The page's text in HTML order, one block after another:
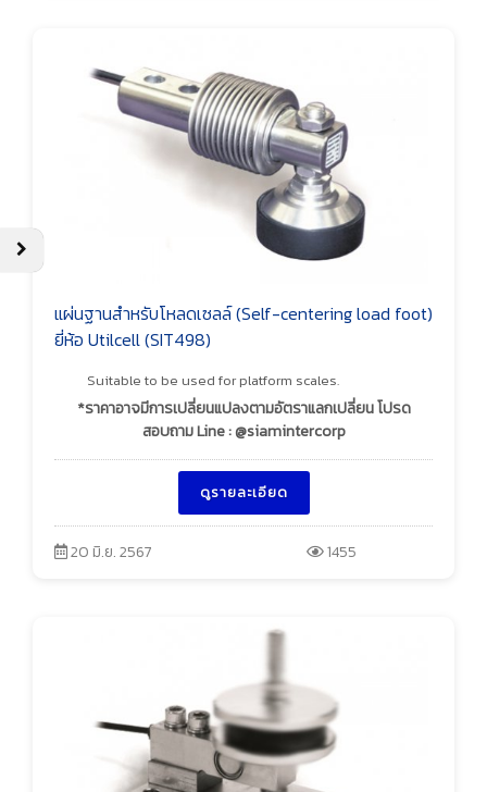
แผ่นฐานสำหรับโหลดเซลล์ (Self-centering load foot)
ยี่ห้อ Utilcell (SIT498)
Suitable to be used for platform scales.
*ราคาอาจมีการเปลี่ยนแปลงตามอัตราแลกเปลี่ยน โปรด
สอบถาม Line : @siamintercorp
ดูรายละเอียด
20 มิ.ย. 2567 1455